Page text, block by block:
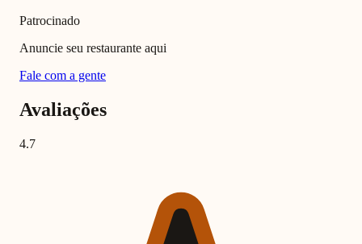
Patrocinado
Anuncie seu restaurante aqui
Fale com a gente
Avaliações
4.7